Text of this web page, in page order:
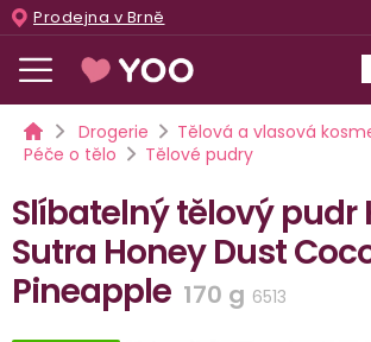
Přejít
na
obsah
Prodejna v Brně
DomůDrogerie
Tělová a vlasová
Péče o tělo
Tělové pudry
Slíbatelný tělový pudr
Sutra Honey Dust
Pineapple 170 g 6513